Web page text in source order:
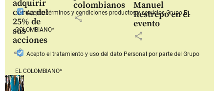
adquirir
cerca del
25% de
sus
acciones
share
colombianos
share
Manuel
Restrepo en el
evento
share
Acepto términos y condiciones productos y serviciosGrupo EL
COLOMBIANO*
Acepto el tratamiento y uso del dato Personal por parte del Grupo
EL COLOMBIANO*